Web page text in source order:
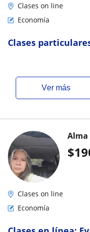
Clases on line
Economía
Clases
ver más
$
Alma
Clases on line
Economía